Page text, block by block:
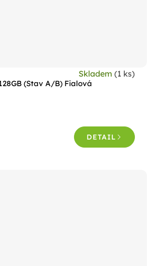
(Stav A/B) Fialová
Skladem (1 ks)
DETAIL